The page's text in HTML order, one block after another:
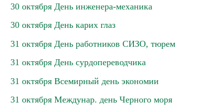
30 октября День инженера-механика
30 октября День карих глаз
31 октября День работников СИЗО, тюрем
31 октября День сурдопереводчика
31 октября Всемирный день экономии
31 октября Междунар. день Черного моря